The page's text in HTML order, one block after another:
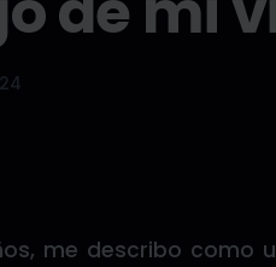
me describo como